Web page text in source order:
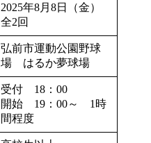
2025年8月8日（金）
全2回
弘前市運動公園野球
場 はるか夢球場
受付 18：00
開始 19：00～ 1時
間程度